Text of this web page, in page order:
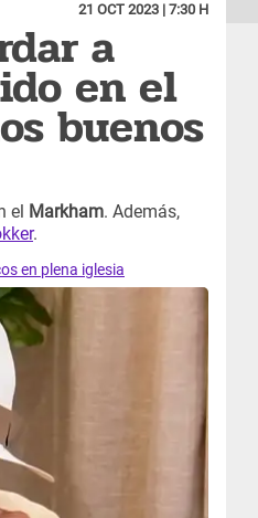
21 OCT 2023 | 7:30 H
a
en el
buenos
el Markham. Además,
.
en plena iglesia